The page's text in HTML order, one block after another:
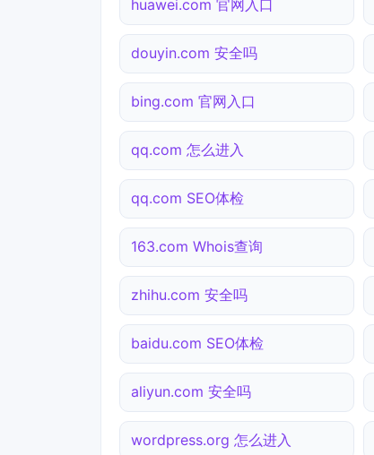
huawei.com 官网入口
douyin.com 安全吗
bing.com 官网入口
qq.com 怎么进入
qq.com SEO体检
163.com Whois查询
zhihu.com 安全吗
baidu.com SEO体检
aliyun.com 安全吗
wordpress.org 怎么进入